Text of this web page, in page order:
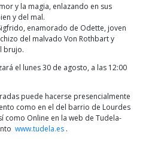
y la magia, enlazando en sus
y del mal.
enamorado de Odette, joven
del malvado Von Rothbart y
brujo.
el lunes 30 de agosto, a las 12:00
puede hacerse presencialmente
como en el del barrio de Lourdes
como Online en la web de Tudela-
www.tudela.es .